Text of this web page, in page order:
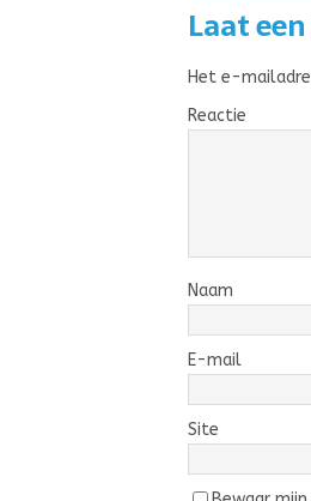
Laat
Het e-
Reactie
Naam
E-mail
Site